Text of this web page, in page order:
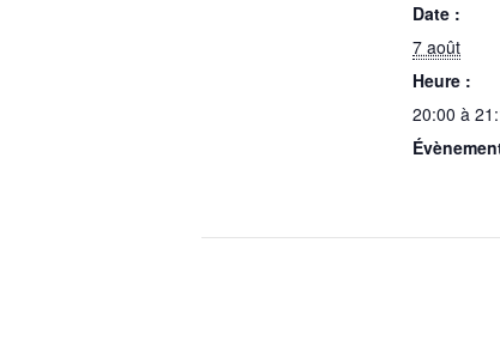
Date :
7 août
Heure :
20:00 à